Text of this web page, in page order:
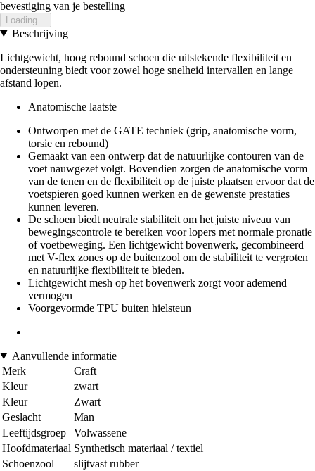
bevestiging van je bestelling
Loading...
Beschrijving
Lichtgewicht, hoog rebound schoen die uitstekende flexibiliteit en
ondersteuning biedt voor zowel hoge snelheid intervallen en lange
afstand lopen.
Anatomische laatste
Ontworpen met de GATE techniek (grip, anatomische vorm,
torsie en rebound)
Gemaakt van een ontwerp dat de natuurlijke contouren van de
voet nauwgezet volgt. Bovendien zorgen de anatomische vorm
van de tenen en de flexibiliteit op de juiste plaatsen ervoor dat de
voetspieren goed kunnen werken en de gewenste prestaties
kunnen leveren.
De schoen biedt neutrale stabiliteit om het juiste niveau van
bewegingscontrole te bereiken voor lopers met normale pronatie
of voetbeweging. Een lichtgewicht bovenwerk, gecombineerd
met V-flex zones op de buitenzool om de stabiliteit te vergroten
en natuurlijke flexibiliteit te bieden.
Lichtgewicht mesh op het bovenwerk zorgt voor ademend
vermogen
Voorgevormde TPU buiten hielsteun
Aanvullende informatie
Merk
Craft
Kleur
zwart
Kleur
Zwart
Geslacht
Man
Leeftijdsgroep
Volwassene
Hoofdmateriaal Synthetisch materiaal / textiel
Schoenzool
slijtvast rubber